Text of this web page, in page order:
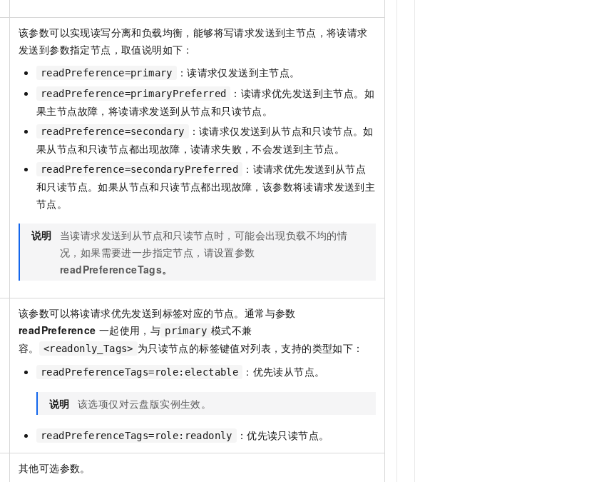
该参数可以实现读写分离和负载均衡，能够将写请求发送到主节点，将读请求
发送到参数指定节点，取值说明如下：
readPreference=primary ：读请求仅发送到主节点。
readPreference=primaryPreferred
：读请求优先发送到主节点。如
果主节点故障，将读请求发送到从节点和只读节点。
readPreference=secondary
：读请求仅发送到从节点和只读节点。如
果从节点和只读节点都出现故障，读请求失败，不会发送到主节点。
readPreference=secondaryPreferred
：读请求优先发送到从节点
和只读节点。如果从节点和只读节点都出现故障，该参数将读请求发送到主
节点。
说明
当读请求发送到从节点和只读节点时，可能会出现负载不均的情
况，如果需要进一步指定节点，请设置参数
readPreferenceTags。
该参数可以将读请求优先发送到标签对应的节点。通常与参数
readPreference 一起使用，与 primary 模式不兼
容。
<readonly_Tags> 为只读节点的标签键值对列表，支持的类型如下：
readPreferenceTags=role:electable ：优先读从节点。
说明 该选项仅对云盘版实例生效。
readPreferenceTags=role:readonly ：优先读只读节点。
其他可选参数。